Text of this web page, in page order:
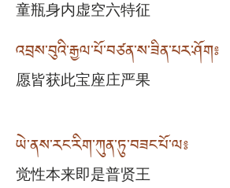
童瓶身内虚空六特征
འབྲས་བུའི་རྒྱལ་པོ་བཙན་ས་ཟིན་པར་ཤོག༔
愿皆获此宝座庄严果
ཡེ་ནས་རང་རིག་ཀུན་ཏུ་བཟང་པོ་ལ༔
觉性本来即是普贤王